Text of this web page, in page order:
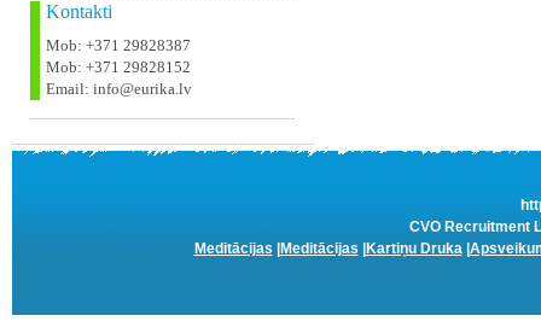
Kontakti
Mob: +371 29828387
Mob: +371 29828152
Email: info@eurika.lv
CVO Recruitment
Meditācijas
Meditācijas Kartiņu Druka|